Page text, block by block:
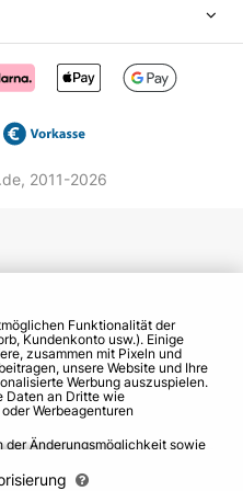
dass sie einen Fehler
sich Irina an der
Nowgorod für den
kam das Theater
Pegova als talentiertes
sie beschloss fest,
einzutreten. Und das
ihr Ziel - sie
für Regie.
2011-2026
Funktionalität der
Kundenkonto usw.). Einige
zusammen mit Pixeln und
unsere Website und Ihre
Werbung auszuspielen.
Daten an Dritte wie
Werbeagenturen
der Änderungsmöglichkeit sowie
gesetzt werden können